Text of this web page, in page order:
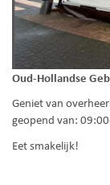
Oud-Hollandse
Geniet van
geopend van:
Eet smakelijk!